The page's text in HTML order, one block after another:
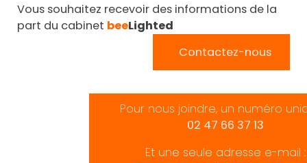
Vous souhaitez recevoir des informations de la
part du cabinet beeLighted
Contactez-nous
Pour nous joindre, un numéro
02 47 66 37 13
Et une seule adresse e-mail :